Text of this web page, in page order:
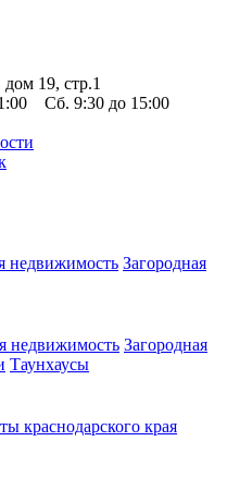
19, стр.1
Сб. 9:30 до 15:00
недвижимость Загородная
недвижимость Загородная
Таунхаусы
краснодарского края